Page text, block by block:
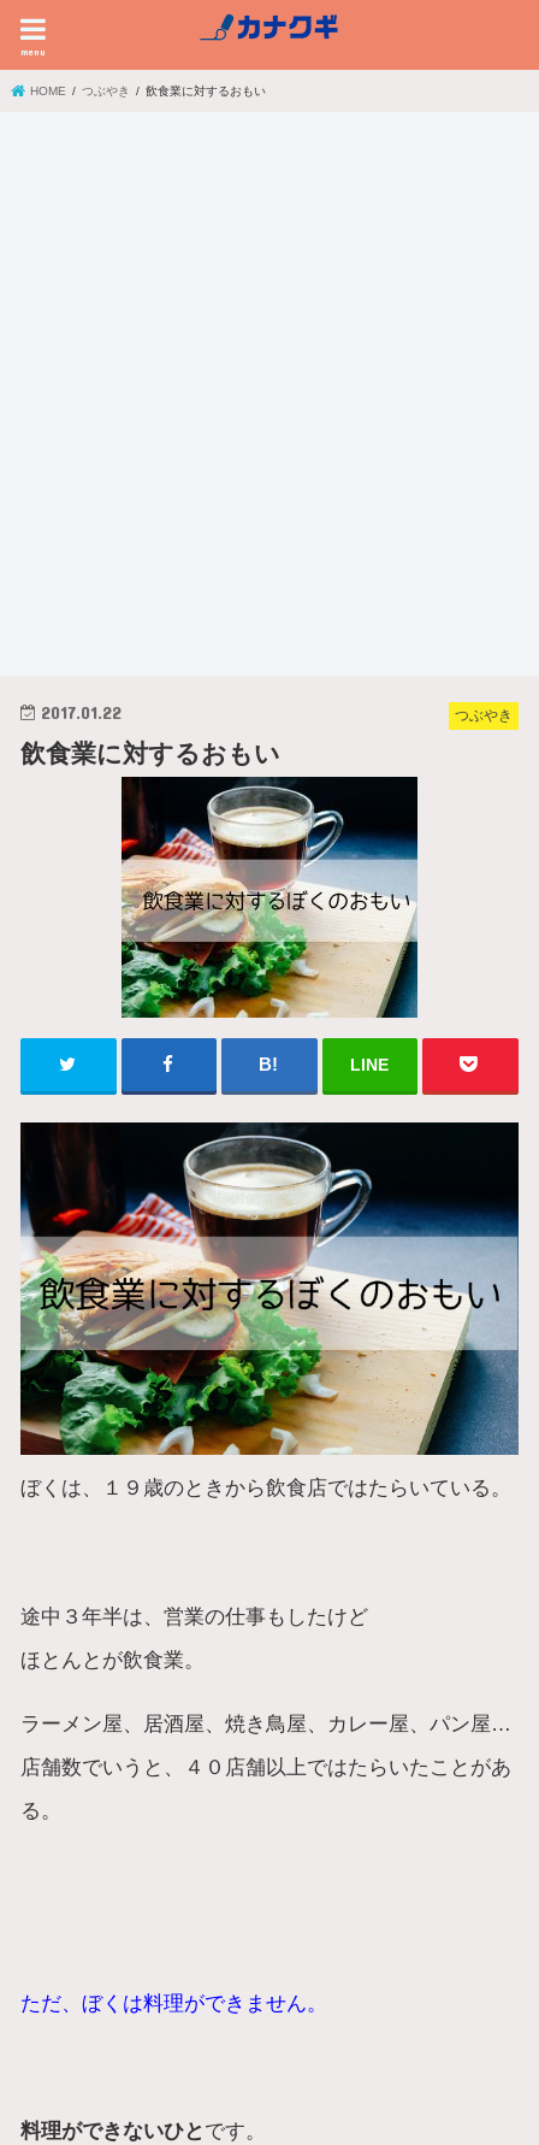
menu
HOME つぶやき 飲食業に対するおもい
つぶやき
2017.01.22
飲食業に対するおもい
LINE
ぼくは、１９歳のときから飲食店ではたらいている。
途中３年半は、営業の仕事もしたけど
ほとんとが飲食業。
ラーメン屋、居酒屋、焼き鳥屋、カレー屋、パン屋…
店舗数でいうと、４０店舗以上ではたらいたことがあ
る。
ただ、ぼくは料理ができません。
料理ができないひとです。